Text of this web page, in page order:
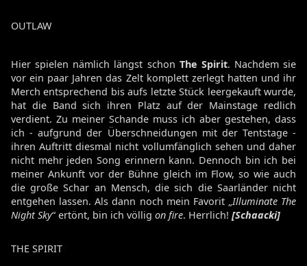
OUTLAW
Hier spielen nämlich längst schon The Spirit. Nachdem sie
vor ein paar Jahren das Zelt komplett zerlegt hatten und ihr
Merch entsprechend bis aufs letzte Stück leergekauft wurde,
hat die Band sich ihren Platz auf der Mainstage redlich
verdient. Zu meiner Schande muss ich aber gestehen, dass
ich - aufgrund der Überschneidungen mit der Tentstage -
ihren Auftritt diesmal nicht vollumfänglich sehen und daher
nicht mehr jeden Song erinnern kann. Dennoch bin ich bei
meiner Ankunft vor der Bühne gleich im Flow, so wie auch
die große Schar an Mensch, die sich die Saarländer nicht
entgehen lassen. Als dann noch mein Favorit „Illuminate The
Night Sky“ ertönt, bin ich völlig on fire. Herrlich! [Schaacki]
THE SPIRIT